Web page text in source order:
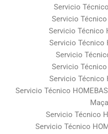
Servicio
Servicio
Servicio Técnico
Servicio Técnico
Servicio
Servicio
Servicio Técnico
Servicio Técnico
Servicio Técnico
Servicio Técnico